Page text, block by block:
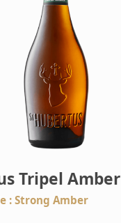
Tripel Amber
: Strong Amber